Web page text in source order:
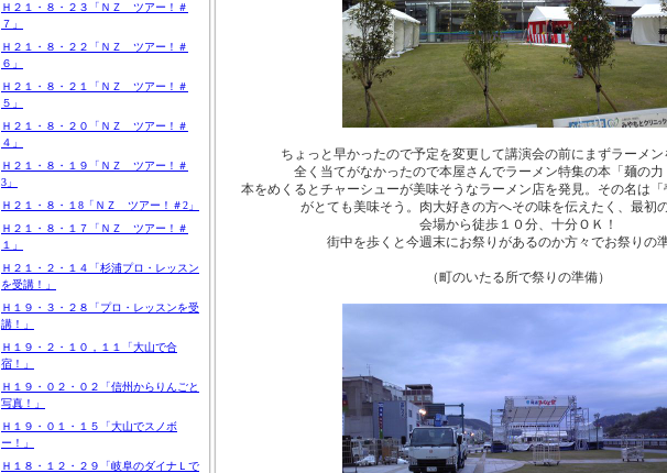
Ｈ２１・８・２３「ＮＺ ツアー！＃
７」
Ｈ２１・８・２２「ＮＺ ツアー！＃
６」
Ｈ２１・８・２１「ＮＺ ツアー！＃
５」
Ｈ２１・８・２０「ＮＺ ツアー！＃
４」
Ｈ２１・８・１９「ＮＺ ツアー！＃
3」
Ｈ２１・８・１8「ＮＺ ツアー！＃2」
Ｈ２１・８・１７「ＮＺ ツアー！＃
１」
Ｈ２１・２・１４「杉浦プロ・レッスン
を受講！」
Ｈ１９・３・２８「プロ・レッスンを受
講！」
Ｈ１９・２・１０，１１「大山で合
宿！」
Ｈ１９・０２・０２「信州からりんごと
写真！」
Ｈ１９・０１・１５「大山でスノボ
ー！」
Ｈ１８・１２・２９「岐阜のダイナＬで
ちょっと早かったので予定を変更して講演会の前にまずラーメン
全く当てがなかったので本屋さんでラーメン特集の本「麺の力
本をめくるとチャーシューが美味そうなラーメン店を発見。 その名は
がとても美味そう。 肉大好きの方へその味を伝えたく、最初
会場から徒歩１０分、十分ＯＫ！
街中を歩くと今週末にお祭りがあるのか方々でお祭りの準
（町のいたる所で祭りの準備）